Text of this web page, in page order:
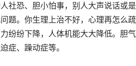
社恐、胆小怕事，别人大声说话或
题。你生理上治不好，心理再怎么
纷纷下降，人体机能大大降低。胆
症、躁动症等。